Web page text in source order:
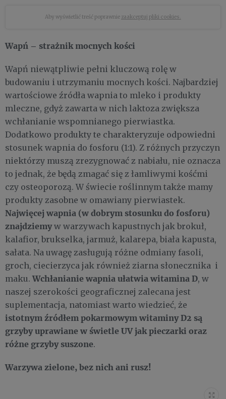
Aby wyświetlić treść poprawnie zaakceptuj pliki cookies.
Wapń – strażnik mocnych kości
Wapń niewątpliwie pełni kluczową rolę w
budowaniu i utrzymaniu mocnych kości. Najbardziej
wartościowe źródła wapnia to mleko i produkty
mleczne, gdyż zawarta w nich laktoza zwiększa
wchłanianie wspomnianego pierwiastka.
Dodatkowo produkty te charakteryzuje odpowiedni
stosunek wapnia do fosforu (1:1). Z różnych przyczyn
niektórzy muszą zrezygnować z nabiału, nie oznacza
to jednak, że będą zmagać się z łamliwymi kośćmi
czy osteoporozą. W świecie roślinnym także mamy
produkty zasobne w omawiany pierwiastek.
Najwięcej wapnia (w dobrym stosunku do fosforu)
znajdziemyw warzywach kapustnych jak brokuł,
kalafior, brukselka, jarmuż, kalarepa, biała kapusta,
sałata. Na uwagę zasługują różne odmiany fasoli,
groch, ciecierzyca jak również ziarna słonecznika i
maku.Wchłanianie wapnia ułatwia witamina D, w
naszej szerokości geograficznej zalecana jest
suplementacja, natomiast warto wiedzieć, że
istotnym źródłem pokarmowym witaminy D2 są
grzyby uprawiane w świetle UV jak pieczarki oraz
różne grzyby suszone.
Warzywa zielone, bez nich ani rusz!